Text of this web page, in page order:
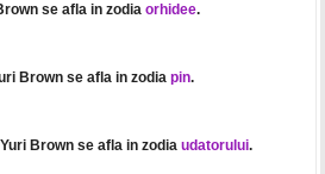
se afla in zodia orhidee.
Brown se afla in zodia pin.
Brown se afla in zodia udatorului.